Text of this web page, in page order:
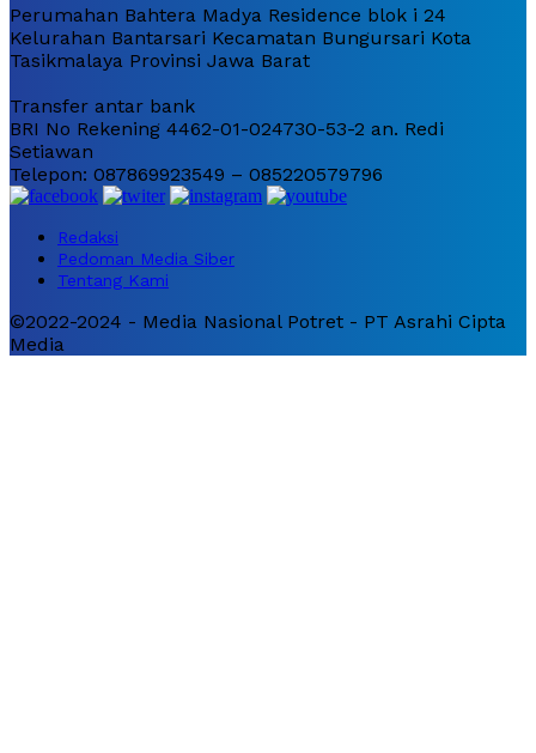
Perumahan Bahtera Madya Residence blok i 24
Kelurahan Bantarsari Kecamatan Bungursari Kota
Tasikmalaya Provinsi Jawa Barat
Transfer antar bank
BRI No Rekening 4462-01-024730-53-2 an. Redi
Setiawan
Telepon: 087869923549 – 085220579796
Redaksi
Pedoman Media Siber
Tentang Kami
©2022-2024 - Media Nasional Potret - PT Asrahi Cipta
Media